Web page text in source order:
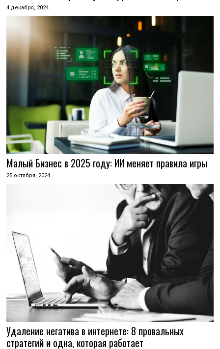
4 декабря, 2024
Малый Бизнес в 2025 году: ИИ меняет правила игры
25 октября, 2024
Удаление негатива в интернете: 8 провальных
стратегий и одна, которая работает